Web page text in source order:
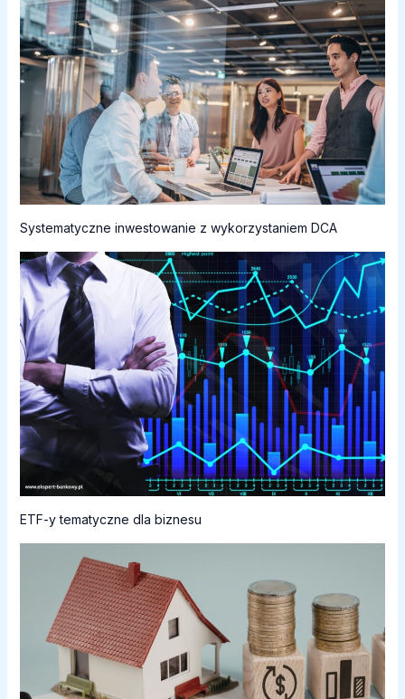
Systematyczne inwestowanie z wykorzystaniem DCA
ETF-y tematyczne dla biznesu